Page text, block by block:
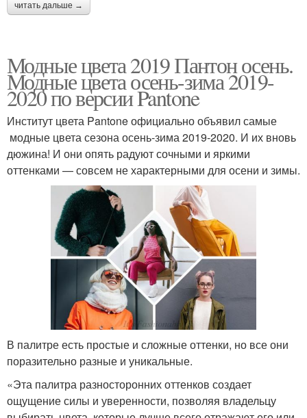
читать дальше →
Модные цвета 2019 Пантон осень.
Модные цвета осень-зима 2019-
2020 по версии Pantone
Институт цвета Pantone официально объявил самые
модные цвета сезона осень-зима 2019-2020. И их вновь
дюжина! И они опять радуют сочными и яркими
оттенками — совсем не характерными для осени и зимы.
В палитре есть простые и сложные оттенки, но все они
поразительно разные и уникальные.
«Эта палитра разносторонних оттенков создает
ощущение силы и уверенности, позволяя владельцу